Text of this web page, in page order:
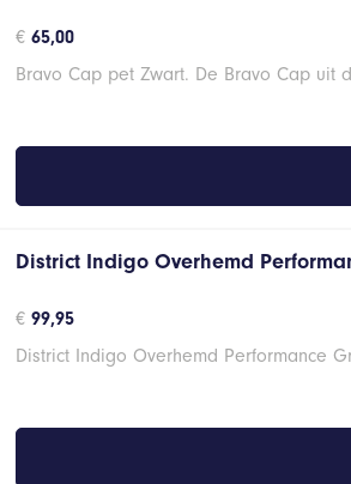
€ 65,00
Bravo Cap pet Zwart. De Bravo Cap
District Indigo Overhemd
€ 99,95
District Indigo Overhemd Performance